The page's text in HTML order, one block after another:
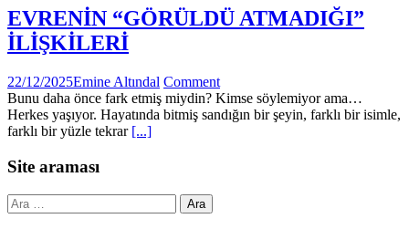
EVRENİN “GÖRÜLDÜ ATMADIĞI”
İLİŞKİLERİ
22/12/2025Emine Altındal Comment
Bunu daha önce fark etmiş miydin? Kimse söylemiyor ama…
Herkes yaşıyor. Hayatında bitmiş sandığın bir şeyin, farklı bir isimle,
farklı bir yüzle tekrar [...]
Site araması
Arama: